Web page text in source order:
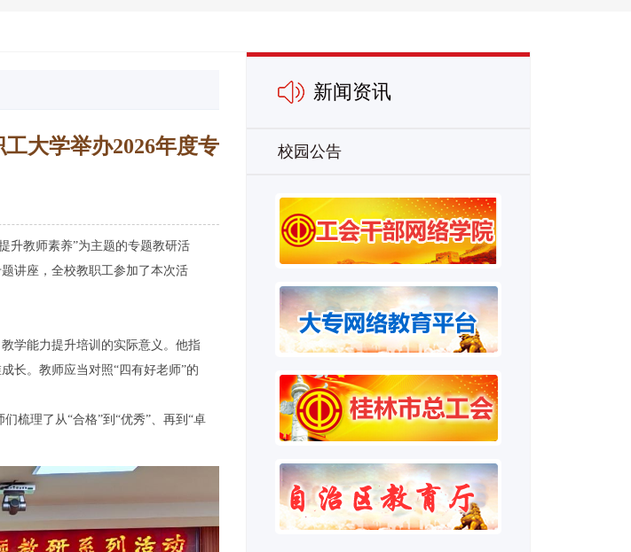
大学举办2026年度专
教师素养”为主题的专题教研活
讲座，全校教职工参加了本次活
学能力提升培训的实际意义。他指
长。教师应当对照“四有好老师”的
理了从“合格”到“优秀”、再到“卓
新闻资讯
校园公告